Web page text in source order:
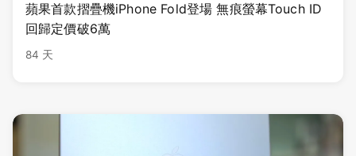
蘋果首款摺疊機iPhone Fold登場 無痕螢幕Touch ID
回歸定價破6萬
84 天